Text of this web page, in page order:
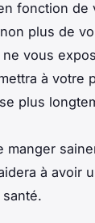
fonction de
plus de
vous
à votre
plus
manger
à avoir